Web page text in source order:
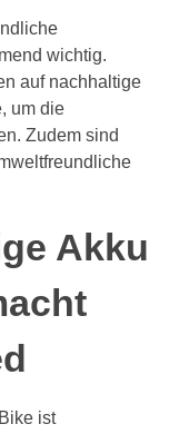
wichtig.
auf nachhaltige
um die
Zudem sind
Akku
ist